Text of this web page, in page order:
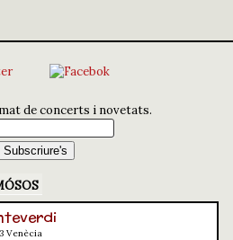
de concerts i novetats.
Venècia